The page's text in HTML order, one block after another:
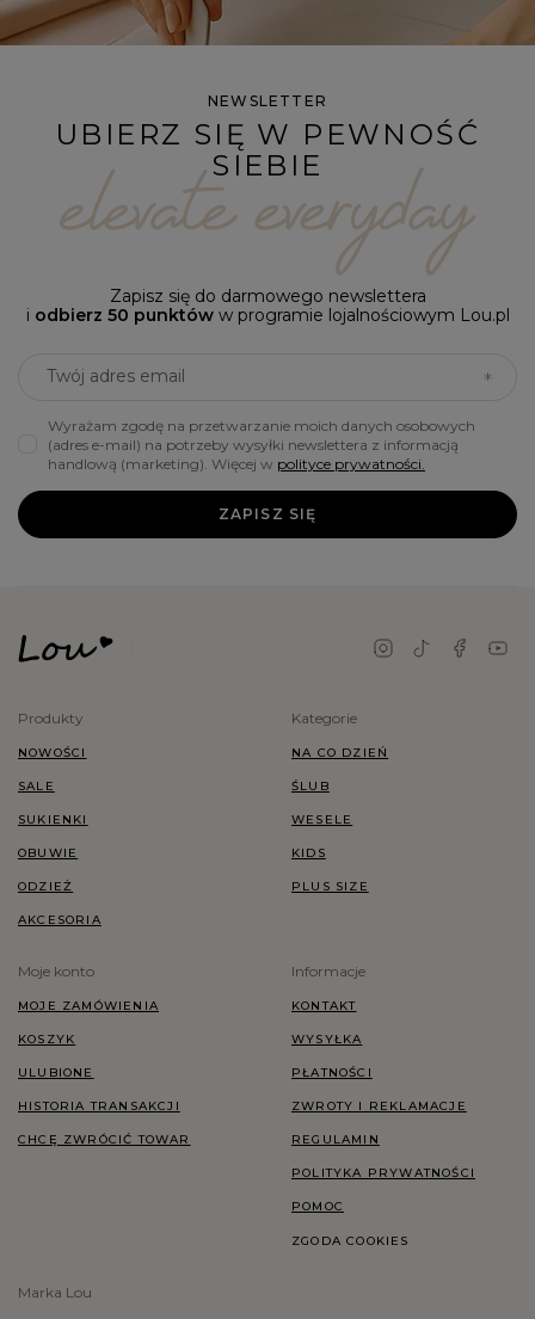
NEWSLETTER
UBIERZ SIĘ W PEWNOŚĆ
SIEBIE
Zapisz się do darmowego newslettera
i odbierz 50 punktóww programie lojalnościowym Lou.pl
Twój adres email
Wyrażam zgodę na przetwarzanie moich danych osobowych
(adres e-mail) na potrzeby wysyłki newslettera z informacją
handlową (marketing). Więcej w polityce prywatności.
ZAPISZ SIĘ
Produkty
NOWOŚCI
SALE
SUKIENKI
OBUWIE
ODZIEŻ
AKCESORIA
Kategorie
NA CO DZIEŃ
ŚLUB
WESELE
KIDS
PLUS SIZE
Moje konto
MOJE ZAMÓWIENIA
KOSZYK
ULUBIONE
HISTORIA TRANSAKCJI
CHCĘ ZWRÓCIĆ TOWAR
Informacje
KONTAKT
WYSYŁKA
PŁATNOŚCI
ZWROTY I REKLAMACJE
REGULAMIN
POLITYKA PRYWATNOŚCI
POMOC
ZGODA COOKIES
Marka Lou